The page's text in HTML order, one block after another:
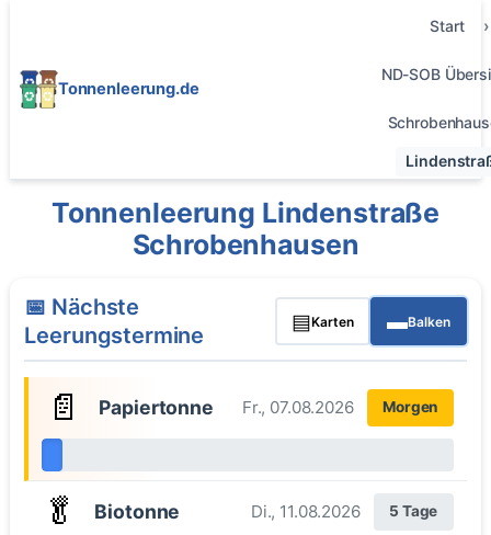
Tonnenleerung.de
Start
ND-SOB
Tonnenleerung Lindenstraße
Schrobenhausen
📅 Nächste
Leerungstermine
▤Karten ▬Balken
📄 Papiertonne Fr., 07.08.2026 Morgen
🥬 Biotonne Di., 11.08.2026 5 Tage